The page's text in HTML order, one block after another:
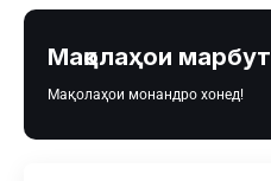
Мақолаҳои марбут
Мақолаҳои монандро хонед!